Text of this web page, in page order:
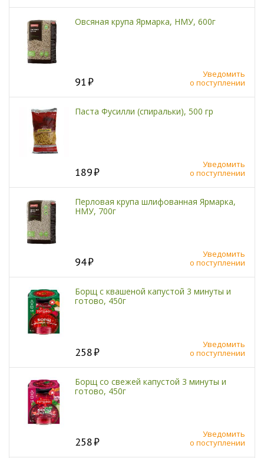
Овсяная крупа Ярмарка, НМУ, 600г
91
Уведомить
о поступлении
Паста Фусилли (спиральки), 500 гр
189
Уведомить
о поступлении
Перловая крупа шлифованная Ярмарка,
НМУ, 700г
94
Уведомить
о поступлении
Борщ с квашеной капустой 3 минуты и
готово, 450г
258
Уведомить
о поступлении
Борщ со свежей капустой 3 минуты и
готово, 450г
258
Уведомить
о поступлении